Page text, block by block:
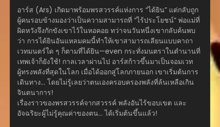
อาร์ส (Ars) เกิดมาพร้อมพรสวรรค์แห่งการ “ได้ยิน” แต่กลับถูก
ผู้คนรอบข้างมองว่าเป็นความสามารถที่ “ไร้ประโยชน์” พ่อแม่ที่
ผิดหวังจึงกักขังเขาไว้ในหอคอย ทว่าจนวันหนึ่งเขากลับค้นพบ
ว่า การได้ยินอันแหลมคมนี้ทำให้เขาสามารถเลียนแบบคาถา
เวทมนตร์ใด ๆ ก็ตามที่ได้ยิน—even กระทั่งมนตราในตำนานที่
เทพเจ้าก็ยังใช้! กาลเวลาผ่านไป อาร์สก้าวขึ้นมาเป็นจอมเวท
ผู้ทรงพลังที่สุดในโลก เมื่อได้ออกสู่โลกภายนอก เขาเริ่มต้นการ
เดินทาง… โดยไม่รู้เลยว่าตนเองครอบครองพลังที่ล้นเหลือเกิน
จินตนาการ!
เรื่องราวของพรสวรรค์จากสวรรค์ พลังอันไร้ขอบเขต และ
อัจฉริยะผู้ไม่รู้คุณค่าของตน… ได้เริ่มต้นขึ้นแล้ว!